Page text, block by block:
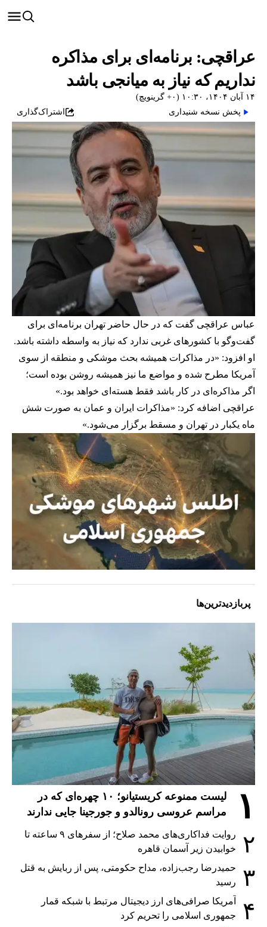
عراقچی: برنامه‌ای برای مذاکره
نداریم که نیاز به میانجی باشد
۱۴ آبان ۱۴۰۴، ۱۰:۳۰ (‎+۰ گرینویچ)
پخش نسخه شنیداری
اشتراک‌گذاری
عباس عراقچی گفت که در حال حاضر تهران برنامه‌ای برای
گفت‌وگو با کشورهای غربی ندارد که نیاز به واسطه داشته باشد.
او افزود: «در مذاکرات همیشه بحث موشکی و منطقه از سوی
آمریکا مطرح شده و مواضع ما نیز همیشه روشن بوده است؛
اگر مذاکره‌ای در کار باشد فقط هسته‌ای خواهد بود.»
عراقچی اضافه کرد: «مذاکرات ایران و عمان به صورت شش
ماه یکبار در تهران و مسقط برگزار می‌شود.»
پربازدیدترین‌ها
۱
لیست ممنوعه کریستیانو؛ ۱۰ چهره‌ای که در
مراسم عروسی رونالدو و جورجینا جایی ندارند
۲
روایت فداکاری‌های محمد صلاح؛ از سفرهای ۹ ساعته تا
خوابیدن زیر آسمان قاهره
۳
حمیدرضا رجب‌زاده، مداح حکومتی، پس از ربایش به قتل
رسید
۴
آمریکا صرافی‌های ارز دیجیتال مرتبط با شبکه قمار
جمهوری اسلامی را تحریم کرد